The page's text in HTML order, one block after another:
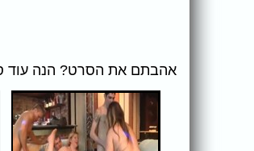
‎אהבתם את הסרט? הנה עוד סרטי סקס בחינם בקטגוריית